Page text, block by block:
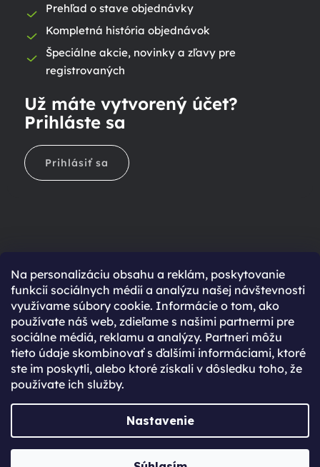
Na personalizáciu obsahu a reklám, poskytovanie
funkcií sociálnych médií a analýzu našej návštevnosti
využívame súbory cookie. Informácie o tom, ako
používate náš web, zdieľame s našimi partnermi pre
sociálne médiá, reklamu a analýzy. Partneri môžu
tieto údaje skombinovať s ďalšími informáciami, ktoré
ste im poskytli, alebo ktoré získali v dôsledku toho, že
používate ich služby.
Nastavenie
Prehľad o stave objednávky
Kompletná história objednávok
Špeciálne akcie, novinky a zľavy pre
registrovaných
Už máte vytvorený účet?
Prihláste sa
Prihlásiť sa
Ešte nemáte účet?
Rýchlejší nákup vďaka uloženým údajom
Prehľad o stave objednávky
Kompletná história objednávok
Špeciálne akcie, novinky a zľavy pre registrovaných
Vytvoril Shoptet Premium